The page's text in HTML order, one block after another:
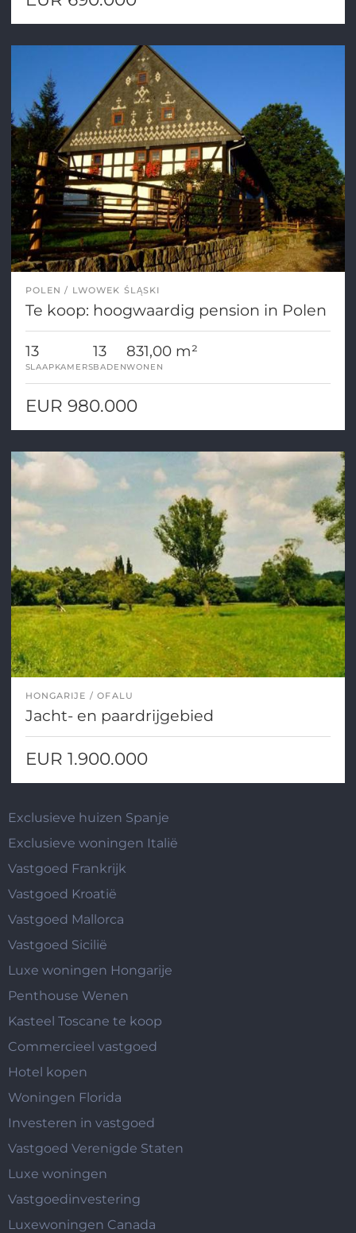
POLEN LWOWEK ŚLĄSKI
Te koop: hoogwaardig pension in Polen
13
SLAAPKAMERS
13
BADEN
831,00 m²
WONEN
EUR 980.000
HONGARIJE OFALU
Jacht- en paardrijgebied
EUR 1.900.000
Exclusieve huizen Spanje
Exclusieve woningen Italië
Vastgoed Frankrijk
Vastgoed Kroatië
Vastgoed Mallorca
Vastgoed Sicilië
Luxe woningen Hongarije
Penthouse Wenen
Kasteel Toscane te koop
Commercieel vastgoed
Hotel kopen
Woningen Florida
Investeren in vastgoed
Vastgoed Verenigde Staten
Luxe woningen
Vastgoedinvestering
Luxewoningen Canada